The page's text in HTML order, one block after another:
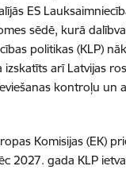
ES
sēdē, kurā
politikas (KLP)
izskatīts arī Latvijas
kontroļu un
Komisijas (EK)
2027. gada KLP